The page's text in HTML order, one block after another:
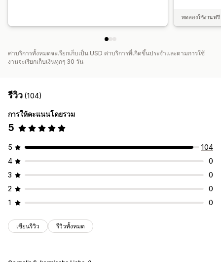
ทดลองใช้งานฟ
ค่าบริการทั้งหมดจะเรียกเก็บเป็น USD ค่าบริการที่เกิดขึ้นประจำและตามการใช้
งานจะเรียกเก็บเงินทุกๆ 30 วัน
รีวิว (104)
การให้คะแนนโดยรวม
5
5
104
4
0
3
0
2
0
1
0
เขียนรีวิว รีวิวทั้งหมด